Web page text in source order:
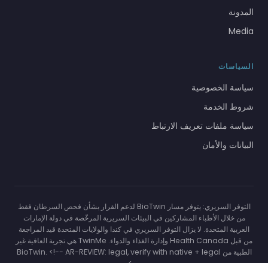
المدونة
Media
السياسات
سياسة الخصوصية
شروط الخدمة
سياسة ملفات تعريف الارتباط
البيانات والأمان
التوفر السريري: يتوفر مسار BioTwin لدعم القرار بشأن فحص السرطان فقط
من خلال الأطباء المشاركين في البيئات السريرية المرخّصة في دولة الإمارات
العربية المتحدة. لا يزال التوفر السريري في كندا والولايات المتحدة قيد المراجعة
من قبل Health Canada وإدارة الغذاء والدواء. TwinMe هي تجربة العافية غير
الطبية من BioTwin. <!-- AR-REVIEW: legal, verify with native + legal